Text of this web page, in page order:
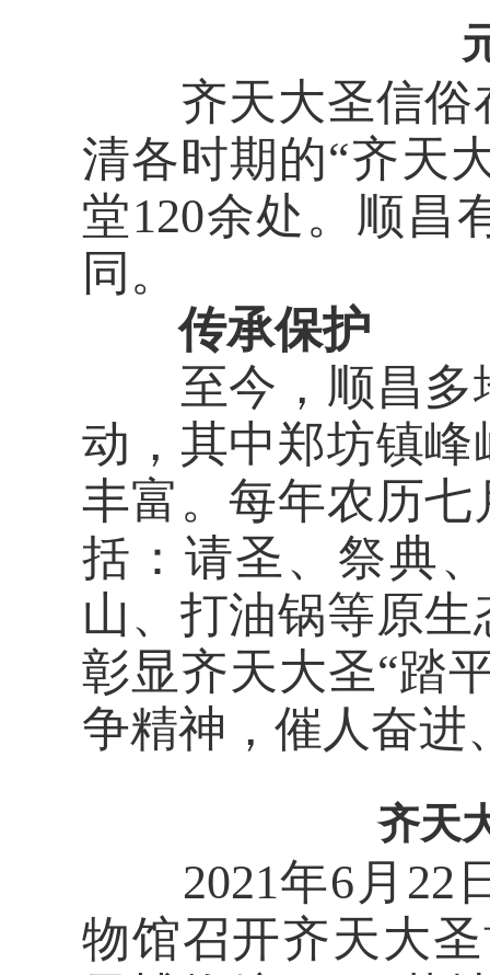
齐天大圣信俗
清各时期的“齐天
堂120余处。顺昌
同。
传承保护
至今，顺昌多
动，其中郑坊镇
丰富。每年农历
括：请圣、祭典
山、打油锅等原
彰显齐天大圣“踏
争精神，催人奋进
齐天
2021年6月22日
物馆召开齐天大